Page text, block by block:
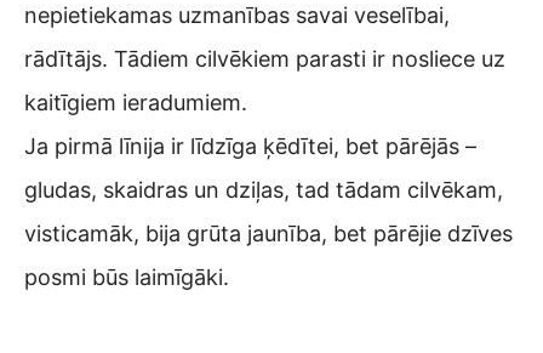
nepietiekamas uzmanības savai veselībai,
rādītājs. Tādiem cilvēkiem parasti ir nosliece uz
kaitīgiem ieradumiem.
Ja pirmā līnija ir līdzīga ķēdītei, bet pārējās –
gludas, skaidras un dziļas, tad tādam cilvēkam,
visticamāk, bija grūta jaunība, bet pārējie dzīves
posmi būs laimīgāki.